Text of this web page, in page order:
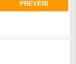
PREVERI